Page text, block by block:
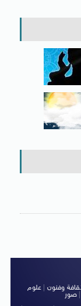
وفنون
علوم
صور